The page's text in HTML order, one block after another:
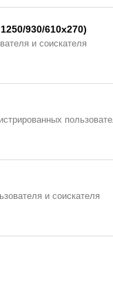
930/610х270)
и соискателя
и соискателя